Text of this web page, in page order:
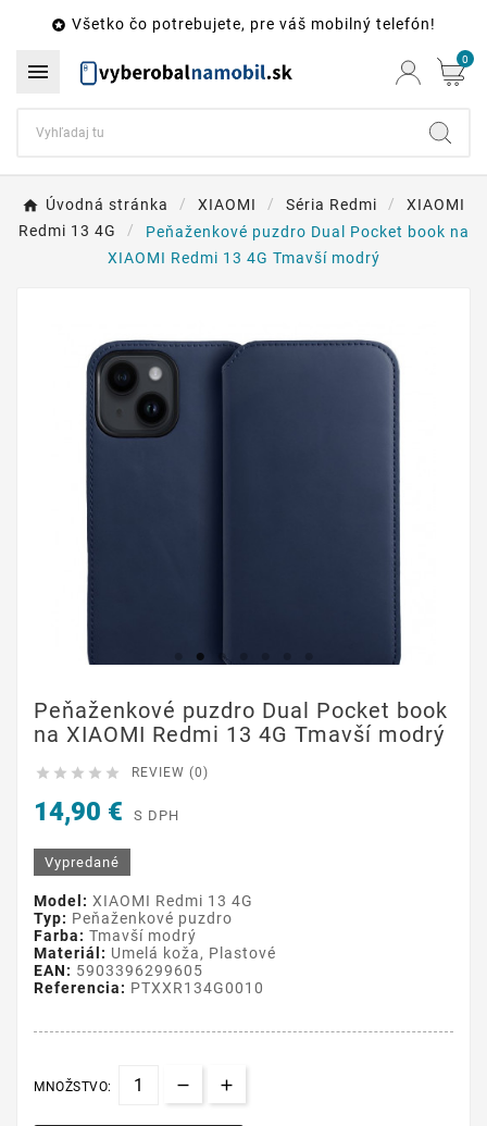
 Všetko čo potrebujete, pre váš mobilný telefón!
 0
Úvodná stránka XIAOMI Séria Redmi
XIAOMI
Redmi 13 4G
Peňaženkové puzdro Dual Pocket book na
XIAOMI Redmi 13 4G Tmavší modrý
Peňaženkové puzdro Dual Pocket book
na XIAOMI Redmi 13 4G Tmavší modrý
     REVIEW (0)
14,90 € S DPH
Vypredané
Model: XIAOMI Redmi 13 4G
Typ: Peňaženkové puzdro
Farba: Tmavší modrý
Materiál: Umelá koža, Plastové
EAN: 5903396299605
Referencia: PTXXR134G0010
MNOŽSTVO: